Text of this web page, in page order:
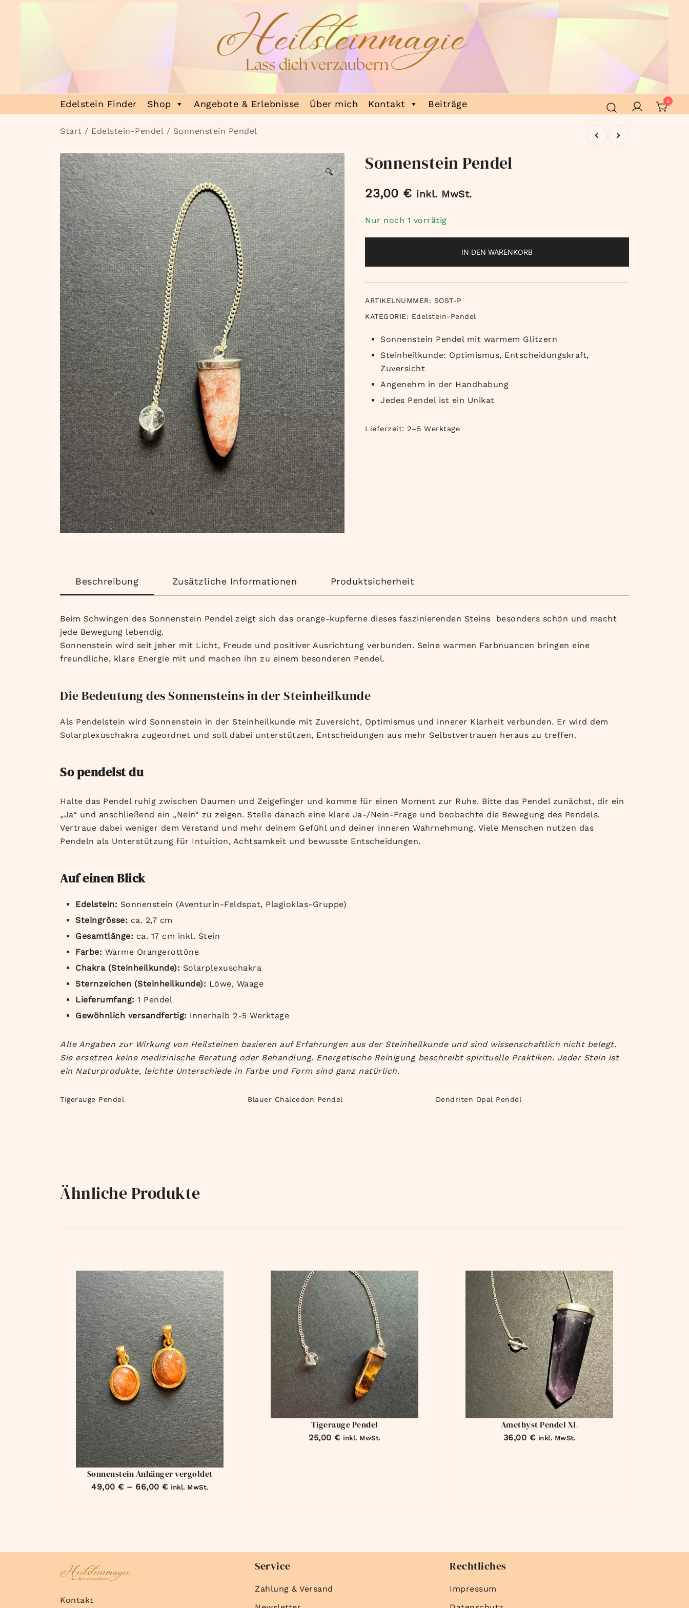
Heilsteinmagie
Lass dich verzaubern
Edelstein Finder Shop Angebote & Erlebnisse Über mich Kontakt Beiträge 0
Start / Edelstein-Pendel / Sonnenstein Pendel
🔍 Sonnenstein Pendel
23,00 € inkl. MwSt.
Nur noch 1 vorrätig
IN DEN WARENKORB
ARTIKELNUMMER: SOST-P
KATEGORIE: Edelstein-Pendel
Sonnenstein Pendel mit warmem Glitzern
Steinheilkunde: Optimismus, Entscheidungskraft,
Zuversicht
Angenehm in der Handhabung
Jedes Pendel ist ein Unikat
Lieferzeit: 2–5 Werktage
Beschreibung Zusätzliche Informationen Produktsicherheit
Beim Schwingen des Sonnenstein Pendel zeigt sich das orange-kupferne dieses faszinierenden Steins besonders schön und macht
jede Bewegung lebendig.
Sonnenstein wird seit jeher mit Licht, Freude und positiver Ausrichtung verbunden. Seine warmen Farbnuancen bringen eine
freundliche, klare Energie mit und machen ihn zu einem besonderen Pendel.
Die Bedeutung des Sonnensteins in der Steinheilkunde
Als Pendelstein wird Sonnenstein in der Steinheilkunde mit Zuversicht, Optimismus und innerer Klarheit verbunden. Er wird dem
Solarplexuschakra zugeordnet und soll dabei unterstützen, Entscheidungen aus mehr Selbstvertrauen heraus zu treffen.
So pendelst du
Halte das Pendel ruhig zwischen Daumen und Zeigefinger und komme für einen Moment zur Ruhe. Bitte das Pendel zunächst, dir ein
„Ja“ und anschließend ein „Nein“ zu zeigen. Stelle danach eine klare Ja-/Nein-Frage und beobachte die Bewegung des Pendels.
Vertraue dabei weniger dem Verstand und mehr deinem Gefühl und deiner inneren Wahrnehmung. Viele Menschen nutzen das
Pendeln als Unterstützung für Intuition, Achtsamkeit und bewusste Entscheidungen.
Auf einen Blick
Edelstein: Sonnenstein (Aventurin-Feldspat, Plagioklas-Gruppe)
Steingrösse: ca. 2,7 cm
Gesamtlänge: ca. 17 cm inkl. Stein
Farbe: Warme Orangerottöne
Chakra (Steinheilkunde): Solarplexuschakra
Sternzeichen (Steinheilkunde): Löwe, Waage
Lieferumfang: 1 Pendel
Gewöhnlich versandfertig: innerhalb 2-5 Werktage
Alle Angaben zur Wirkung von Heilsteinen basieren auf Erfahrungen aus der Steinheilkunde und sind wissenschaftlich nicht belegt.
Sie ersetzen keine medizinische Beratung oder Behandlung. Energetische Reinigung beschreibt spirituelle Praktiken. Jeder Stein ist
ein Naturprodukte, leichte Unterschiede in Farbe und Form sind ganz natürlich.
Tigerauge Pendel Blauer Chalcedon Pendel Dendriten Opal Pendel
Ähnliche Produkte
Sonnenstein Anhänger vergoldet
49,00 € – 66,00 € inkl. MwSt.
Tigerauge Pendel
25,00 € inkl. MwSt.
Amethyst Pendel XL
36,00 € inkl. MwSt.
Kontakt
Service
Zahlung & Versand
Rechtliches
Impressum